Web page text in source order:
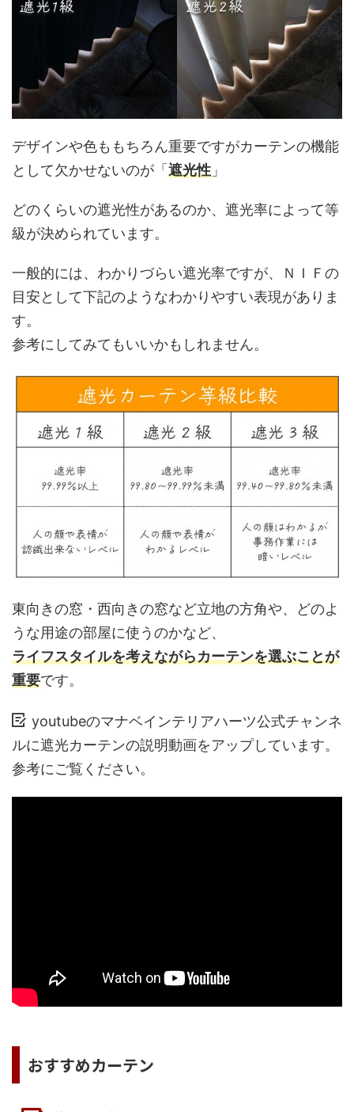
デザインや色ももちろん重要ですがカーテンの機能
として欠かせないのが「遮光性 」
どのくらいの遮光性があるのか、遮光率によって等
級が決められています。
一般的には、わかりづらい遮光率ですが、ＮＩＦの
目安として下記のようなわかりやすい表現がありま
す。
参考にしてみてもいいかもしれません。
東向きの窓・西向きの窓など立地の方角や、どのよ
うな用途の部屋に使うのかなど、
ライフスタイルを考えながらカーテンを選ぶことが
重要です。
youtubeのマナベインテリアハーツ公式チャンネ
ルに遮光カーテンの説明動画をアップしています。
参考にご覧ください。
おすすめカーテン